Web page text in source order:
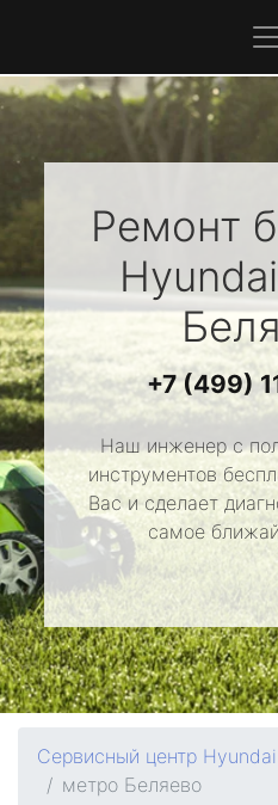
Ремонт
Hyundai
+7 (499)
Наш инженер с
инструментов
Вас и сделает
самое
Сервисный центр Hyundai
метро Беляево